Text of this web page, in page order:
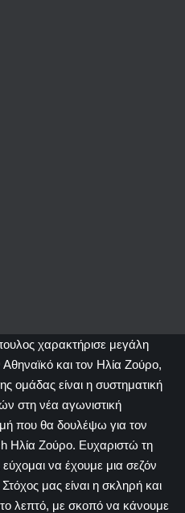
χαρακτήρισε μεγάλη
και τον Ηλία Ζούρο,
ομάδας είναι η συστηματική
στη νέα αγωνιστική
που θα δουλέψω για τον
Ηλία Ζούρο. Ευχαριστώ τη
εύχομαι να έχουμε μια σεζόν
Στόχος μας είναι η σκληρή και
λεπτό, με σκοπό να κάνουμε